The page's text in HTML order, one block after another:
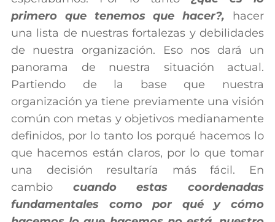
primero que tenemos que hacer?, hacer
una lista de nuestras fortalezas y debilidades
de nuestra organización. Eso nos dará un
panorama de nuestra situación actual.
Partiendo de la base que nuestra
organización ya tiene previamente una visión
común con metas y objetivos medianamente
definidos, por lo tanto los porqué hacemos lo
que hacemos están claros, por lo que tomar
una decisión resultaría más fácil. En
cambio cuando estas coordenadas
fundamentales como por qué y cómo